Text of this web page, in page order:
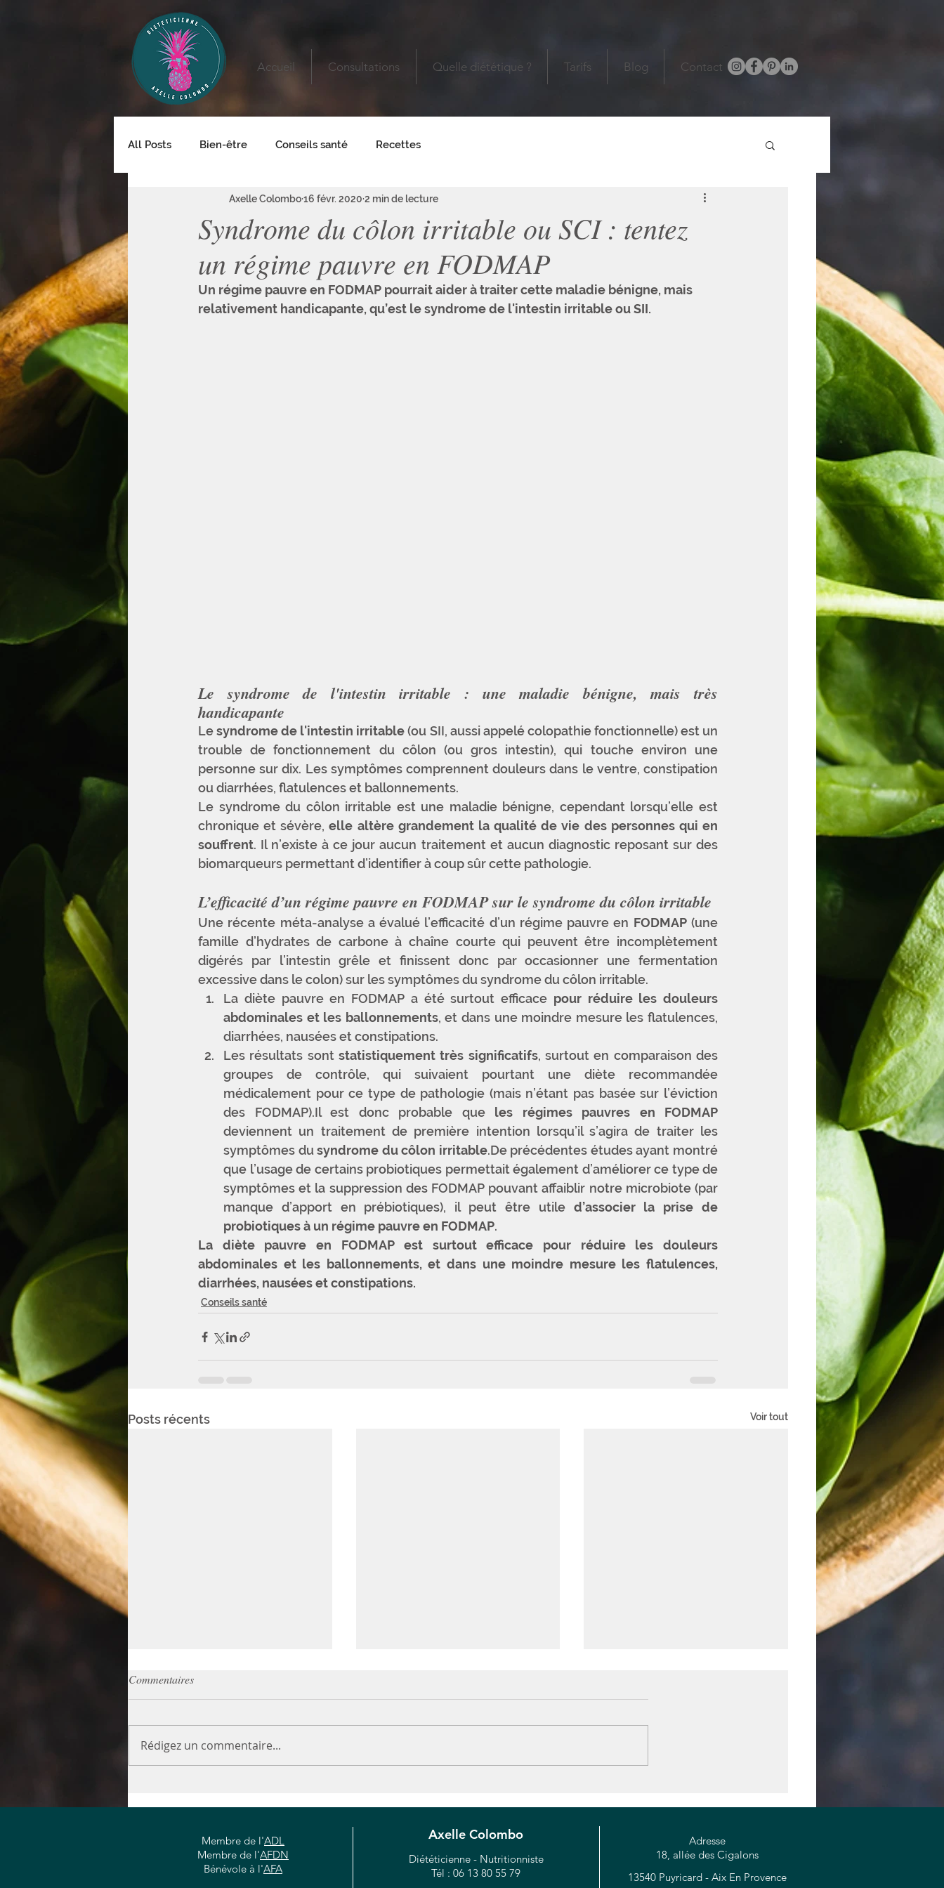
Accueil Consultations Quelle diététique ? Tarifs Blog Contact
All Posts Bien-être Conseils santé Recettes
Syndrome du côlon irritable ou SCI : tentez
un régime pauvre en FODMAP
Axelle Colombo16 févr. 2020 2 min de lecture
Un régime pauvre en FODMAP pourrait aider à traiter cette maladie bénigne, mais
relativement handicapante, qu’est le syndrome de l'intestin irritable ou SII.
Le syndrome de l'intestin irritable : une maladie bénigne, mais très
handicapante
Le syndrome de l'intestin irritable (ou SII, aussi appelé colopathie fonctionnelle) est un
trouble de fonctionnement du côlon (ou gros intestin), qui touche environ une
personne sur dix. Les symptômes comprennent douleurs dans le ventre, constipation
ou diarrhées, flatulences et ballonnements.
Le syndrome du côlon irritable est une maladie bénigne, cependant lorsqu’elle est
chronique et sévère, elle altère grandement la qualité de vie des personnes qui en
souffrent. Il n’existe à ce jour aucun traitement et aucun diagnostic reposant sur des
biomarqueurs permettant d’identifier à coup sûr cette pathologie.
L’efficacité d’un régime pauvre en FODMAP sur le syndrome du côlon irritable
Une récente méta-analyse a évalué l’efficacité d’un régime pauvre en FODMAP (une
famille d’hydrates de carbone à chaîne courte qui peuvent être incomplètement
digérés par l’intestin grêle et finissent donc par occasionner une fermentation
excessive dans le colon) sur les symptômes du syndrome du côlon irritable.
La diète pauvre en FODMAP a été surtout efficace pour réduire les douleurs
abdominales et les ballonnements, et dans une moindre mesure les flatulences,
diarrhées, nausées et constipations.
Les résultats sont statistiquement très significatifs, surtout en comparaison des
groupes de contrôle, qui suivaient pourtant une diète recommandée
médicalement pour ce type de pathologie (mais n’étant pas basée sur l’éviction
des FODMAP).Il est donc probable que les régimes pauvres en FODMAP
deviennent un traitement de première intention lorsqu’il s’agira de traiter les
symptômes du syndrome du côlon irritable.De précédentes études ayant montré
que l’usage de certains probiotiques permettait également d’améliorer ce type de
symptômes et la suppression des FODMAP pouvant affaiblir notre microbiote (par
manque d’apport en prébiotiques), il peut être utile d’associer la prise de
probiotiques à un régime pauvre en FODMAP.
La diète pauvre en FODMAP est surtout efficace pour réduire les douleurs
abdominales et les ballonnements, et dans une moindre mesure les flatulences,
diarrhées, nausées et constipations.
Conseils santé
Posts récents Voir tout
des enfants zen et en bonne
pour un apéro santé
du pain au levain
Commentaires
Rédigez un commentaire...
Membre de l'ADL
Membre de l'AFDN
Bénévole à l'AFA
Axelle Colombo
Diététicienne - Nutritionniste
Tél : 06 13 80 55 79
Adresse
18, allée des Cigalons
13540 Puyricard - Aix En Provence